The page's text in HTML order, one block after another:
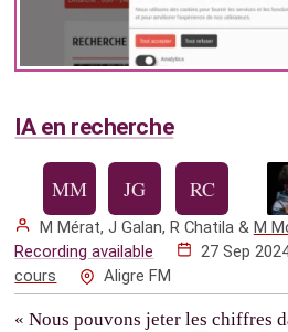
IA en recherche
M Mérat, J Galan, R Chatila& M
Recording available
27 Sep
cours
Aligre FM
« Nous pouvons jeter les chiffres